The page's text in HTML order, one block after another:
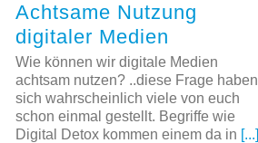
Achtsame Nutzung
digitaler Medien
Wie können wir digitale Medien
achtsam nutzen? ..diese Frage haben
sich wahrscheinlich viele von euch
schon einmal gestellt. Begriffe wie
Digital Detox kommen einem da in [...]